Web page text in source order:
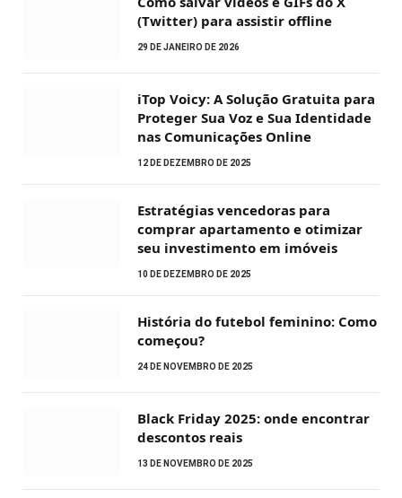
(Twitter) para assistir offline
29 DE JANEIRO DE 2026
iTop Voicy: A Solução Gratuita para
Proteger Sua Voz e Sua Identidade
nas Comunicações Online
12 DE DEZEMBRO DE 2025
Estratégias vencedoras para
comprar apartamento e otimizar
seu investimento em imóveis
10 DE DEZEMBRO DE 2025
História do futebol feminino: Como
começou?
24 DE NOVEMBRO DE 2025
Black Friday 2025: onde encontrar
descontos reais
13 DE NOVEMBRO DE 2025